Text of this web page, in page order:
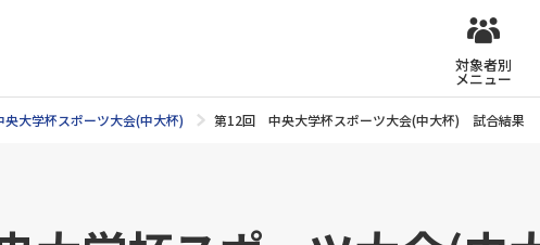
対象者別
メニュー
央大学杯スポーツ大会(中大杯) 第12回 中央大学杯スポーツ大会(中大杯) 試合結果